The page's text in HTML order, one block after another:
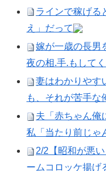
ラインで稼げる
え」だって
嫁が一歳の長男
夜の相.手.もして
妻はわかりやす
も、それが苦手な
夫「赤ちゃん俺
私「当たり前じゃ
2/2【昭和が悪
ームコロッケ揚げ